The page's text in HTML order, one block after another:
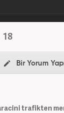
18
Bir Yorum
trafikten